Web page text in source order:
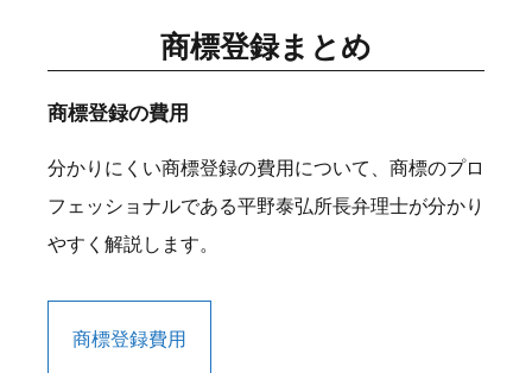
商標登録まとめ
商標登録の費用
分かりにくい商標登録の費用について、商標のプロ
フェッショナルである平野泰弘所長弁理士が分かり
やすく解説します。
商標登録費用